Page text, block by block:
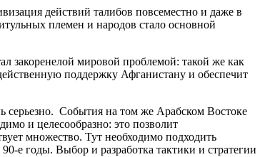
действий талибов повсеместно и даже в
племен и народов стало основной
закоренелой мировой проблемой: такой же как
поддержку Афганистану и обеспечит
серьезно. События на том же Арабском Востоке
и целесообразно: это позволит
множество. Тут необходимо подходить
е годы. Выбор и разработка тактики и стратегии